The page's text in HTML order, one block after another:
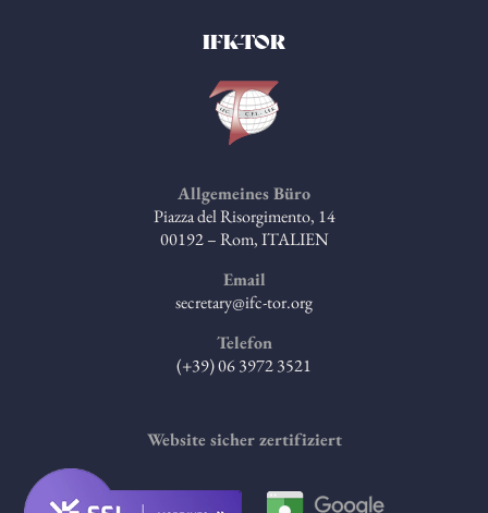
IFK-TOR
Allgemeines Büro
Piazza del Risorgimento, 14
00192 – Rom, ITALIEN
Email
secretary@ifc-tor.org
Telefon
(+39) 06 3972 3521
Website sicher zertifiziert